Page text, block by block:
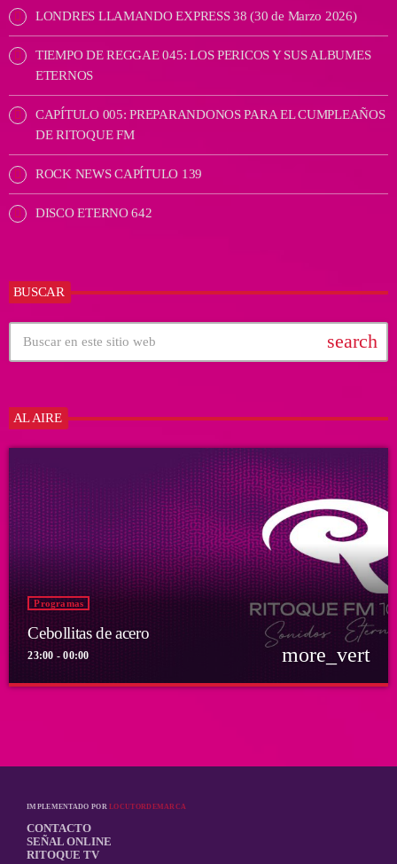
LONDRES LLAMANDO EXPRESS 38 (30 de Marzo 2026)
TIEMPO DE REGGAE 045: LOS PERICOS Y SUS ALBUMES
ETERNOS
CAPÍTULO 005: PREPARANDONOS PARA EL CUMPLEAÑOS
DE RITOQUE FM
ROCK NEWS CAPÍTULO 139
DISCO ETERNO 642
BUSCAR
search
AL AIRE
Programas
Cebollitas de acero
23:00 - 00:00 more_vert
Power ballads y clásicos que llegan al alma
IMPLEMENTADO PORLOCUTORDEMARCA
CONTACTO
SEÑAL ONLINE
RITOQUE TV